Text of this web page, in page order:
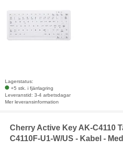
Lagerstatus:
+5 stk. i fjärrlagring
Leveranstid: 3-4 arbetsdagar
Mer leveransinformation
Cherry Active Key AK-C4110
C4110F-U1-W/US - Kabel -